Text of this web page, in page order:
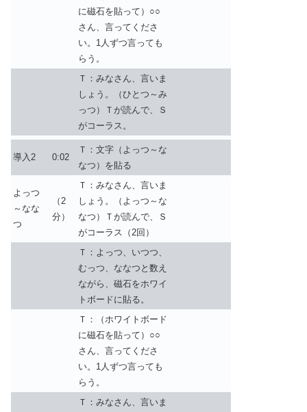
に磁石を貼って）○○
さん、言ってくださ
い。1人ずつ言っても
らう。
Ｔ：みなさん、言いま
しょう。（ひとつ～み
っつ）Ｔが読んで、Ｓ
がコーラス。
導入2 0:02
Ｔ：文字（よっつ～な
なつ）を貼る
よっつ
～なな
つ
（2
分）
Ｔ：みなさん、言いま
しょう。（よっつ～な
なつ）Ｔが読んで、Ｓ
がコーラス（2回）
Ｔ：よっつ、いつつ、
むっつ、ななつと数え
ながら、磁石をホワイ
トボードに貼る。
Ｔ：（ホワイトボード
に磁石を貼って）○○
さん、言ってくださ
い。1人ずつ言っても
らう。
Ｔ：みなさん、言いま